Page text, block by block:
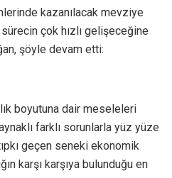
kazanılacak mevziye
çok hızlı gelişeceğine
şöyle devam etti:
boyutuna dair meseleleri
farklı sorunlarla yüz yüze
geçen seneki ekonomik
karşı karşıya bulunduğu en